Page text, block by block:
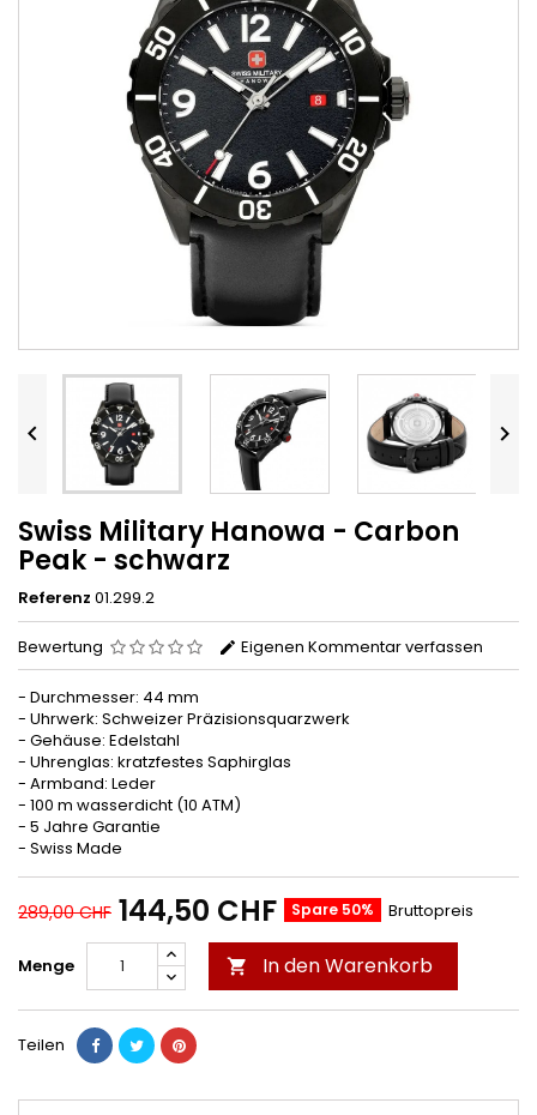
 
Swiss Military Hanowa - Carbon
Peak - schwarz
Referenz 01.299.2
Bewertung Eigenen Kommentar verfassen
- Durchmesser: 44 mm
- Uhrwerk: Schweizer Präzisionsquarzwerk
- Gehäuse: Edelstahl
- Uhrenglas: kratzfestes Saphirglas
- Armband: Leder
- 100 m wasserdicht (10 ATM)
- 5 Jahre Garantie
- Swiss Made
289,00 CHF 144,50 CHF Spare 50% Bruttopreis
Menge  In den Warenkorb
Teilen